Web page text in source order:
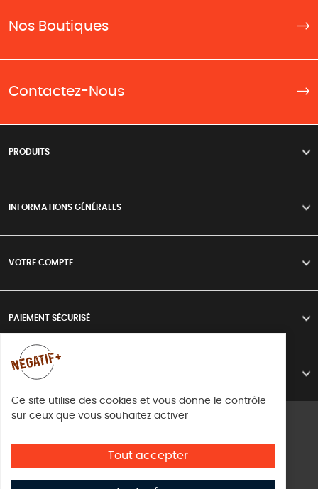
Ce site utilise des cookies et vous donne le contrôle
sur ceux que vous souhaitez activer
Tout accepter
Nos Boutiques
Contactez-Nous
PRODUITS >
INFORMATIONS GÉNÉRALES >
VOTRE COMPTE >
PAIEMENT SÉCURISÉ >
LIVRAISON >